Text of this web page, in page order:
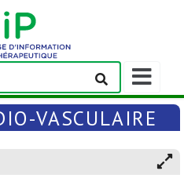
Afficher/
la
barre
de
navigation
VASCULAIRE